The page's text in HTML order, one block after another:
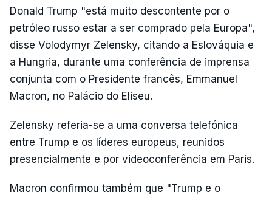
Donald Trump "está muito descontente por o
petróleo russo estar a ser comprado pela Europa",
disse Volodymyr Zelensky, citando a Eslováquia e
a Hungria, durante uma conferência de imprensa
conjunta com o Presidente francês, Emmanuel
Macron, no Palácio do Eliseu.
Zelensky referia-se a uma conversa telefónica
entre Trump e os líderes europeus, reunidos
presencialmente e por videoconferência em Paris.
Macron confirmou também que "Trump e o